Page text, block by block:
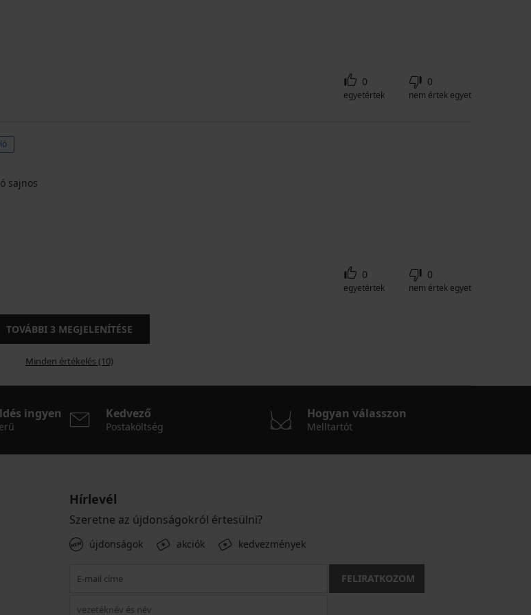
0
egyetértek
0
nem értek egyet
sajnos
0
egyetértek
0
nem értek egyet
TOVÁBBI 3 MEGJELENÍTÉSE
Minden értékelés (10)
ingyen Kedvező
Postaköltség
Hogyan válasszon
Melltartót
Hírlevél
Szeretne az újdonságokról értesülni?
újdonságok akciók kedvezmények
FELIRATKOZOM